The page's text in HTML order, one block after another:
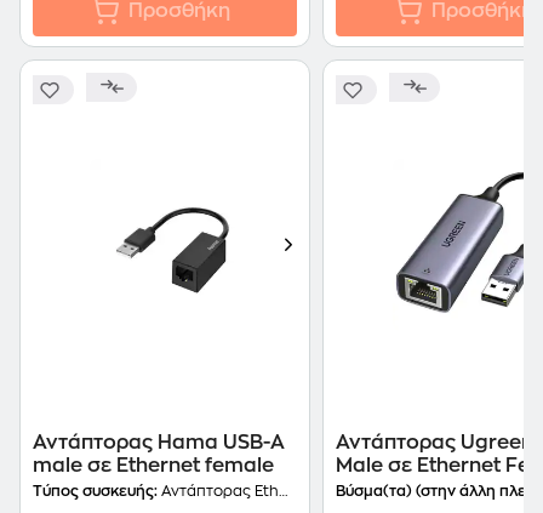
Προσθήκη Προσθήκη
Αντάπτορας Hama USB-A
male σε Ethernet female
Τύπος συσκευής: Αντάπτορας Ethernet
Αντάπτορας Ugreen
Male σε Ethernet
Βύσμα(τα) (στην άλλη